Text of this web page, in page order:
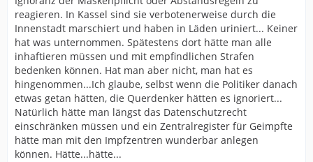
reagieren. In Kassel sind sie verbotenerweise durch die
Innenstadt marschiert und haben in Läden uriniert... Keiner
hat was unternommen. Spätestens dort hätte man alle
inhaftieren müssen und mit empfindlichen Strafen
bedenken können. Hat man aber nicht, man hat es
hingenommen...Ich glaube, selbst wenn die Politiker danach
etwas getan hätten, die Querdenker hätten es ignoriert...
Natürlich hätte man längst das Datenschutzrecht
einschränken müssen und ein Zentralregister für Geimpfte
hätte man mit den Impfzentren wunderbar anlegen
können. Hätte...hätte...